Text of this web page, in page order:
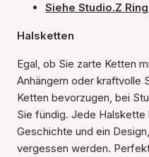
Siehe Studio.Z
Halsketten
Egal, ob Sie zarte Ketten
Anhängern oder kraftvolle
Ketten bevorzugen, bei
Sie fündig. Jede Halskette
Geschichte und ein
vergessen werden.